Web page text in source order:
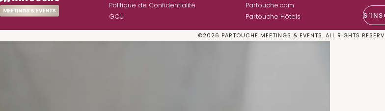
Politique de Confidentialité
GCU
Partouche.com
Partouche Hôtels
©2026 PARTOUCHE MEETINGS & EVENTS. ALL RIGHTS